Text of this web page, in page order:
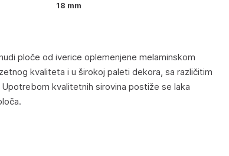
18 mm
ploče od iverice oplemenjene melaminskom
kvaliteta i u širokoj paleti dekora, sa različitim
Upotrebom kvalitetnih sirovina postiže se laka